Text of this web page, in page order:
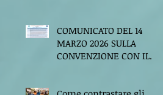
COMUNICATO DEL 14
MARZO 2026 SULLA
CONVENZIONE CON IL